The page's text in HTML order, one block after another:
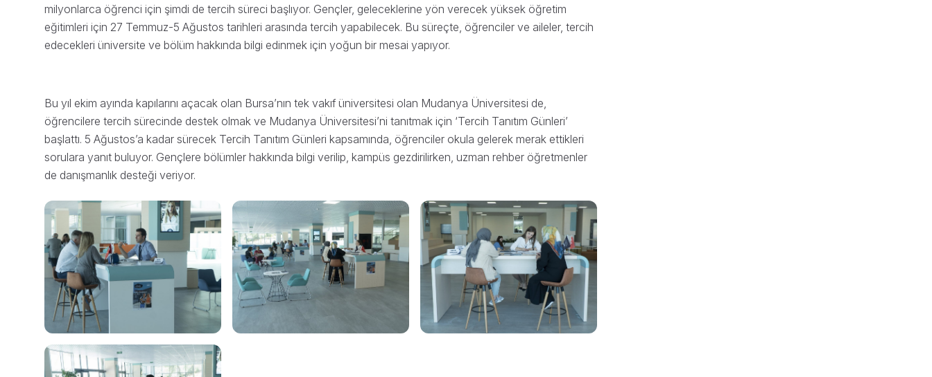
milyonlarca öğrenci için şimdi de tercih süreci başlıyor. Gençler, geleceklerine yön verecek yüksek öğretim
eğitimleri için 27 Temmuz-5 Ağustos tarihleri arasında tercih yapabilecek. Bu süreçte, öğrenciler ve aileler, tercih
edecekleri üniversite ve bölüm hakkında bilgi edinmek için yoğun bir mesai yapıyor.
Bu yıl ekim ayında kapılarını açacak olan Bursa’nın tek vakıf üniversitesi olan Mudanya Üniversitesi de,
öğrencilere tercih sürecinde destek olmak ve Mudanya Üniversitesi’ni tanıtmak için ‘Tercih Tanıtım Günleri’
başlattı. 5 Ağustos’a kadar sürecek Tercih Tanıtım Günleri kapsamında, öğrenciler okula gelerek merak ettikleri
sorulara yanıt buluyor. Gençlere bölümler hakkında bilgi verilip, kampüs gezdirilirken, uzman rehber öğretmenler
de danışmanlık desteği veriyor.